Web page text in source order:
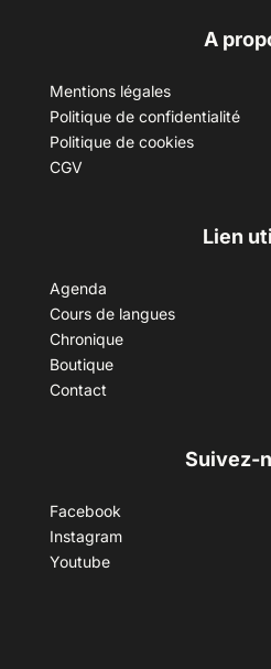
A
Mentions légales
Politique de confidentialité
Politique de cookies
CGV
Lien
Agenda
Cours de langues
Chronique
Boutique
Contact
Suivez-
Facebook
Instagram
Youtube